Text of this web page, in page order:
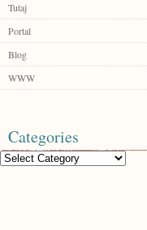
Tutaj
Portal
Blog
WWW
Categories
Categories